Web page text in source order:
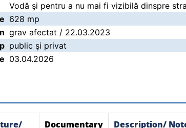
Vodă şi pentru a nu mai fi vizibilă dinspre
628 mp
grav afectat / 22.03.2023
public şi privat
03.04.2026
Documentary
Description/